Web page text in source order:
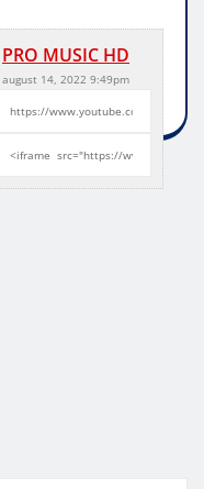
PRO MUSIC HD
august 14, 2022 9:49pm